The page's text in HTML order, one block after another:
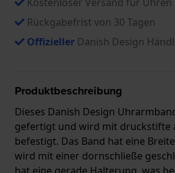
Rückgabefrist von 30 Tagen
Offizieller Danish Design
Produktbeschreibung
Dieses Danish Design
gefertigt und wird mit druckstifte
befestigt. Das Band hat eine
wird mit einer dornschließe